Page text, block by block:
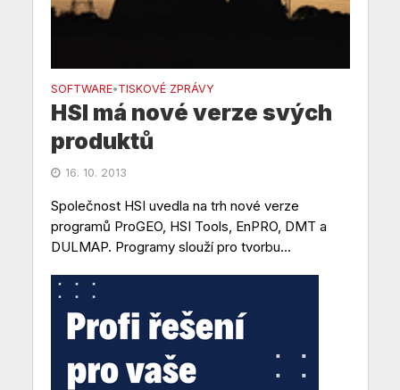
SOFTWARE•TISKOVÉ ZPRÁVY
HSI má nové verze svých
produktů
16. 10. 2013
Společnost HSI uvedla na trh nové verze
programů ProGEO, HSI Tools, EnPRO, DMT a
DULMAP. Programy slouží pro tvorbu...